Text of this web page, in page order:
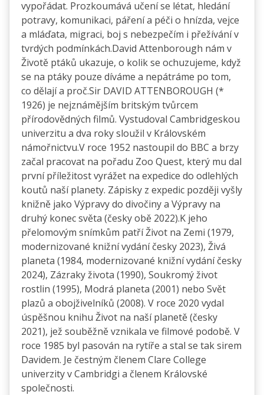
vypořádat. Prozkoumává učení se létat, hledání
potravy, komunikaci, páření a péči o hnízda, vejce
a mláďata, migraci, boj s nebezpečím i přežívání v
tvrdých podmínkách.David Attenborough nám v
Životě ptáků ukazuje, o kolik se ochuzujeme, když
se na ptáky pouze díváme a nepátráme po tom,
co dělají a proč.Sir DAVID ATTENBOROUGH (*
1926) je nejznámějším britským tvůrcem
přírodovědných filmů. Vystudoval Cambridgeskou
univerzitu a dva roky sloužil v Královském
námořnictvu.V roce 1952 nastoupil do BBC a brzy
začal pracovat na pořadu Zoo Quest, který mu dal
první příležitost vyrážet na expedice do odlehlých
koutů naší planety. Zápisky z expedic později vyšly
knižně jako Výpravy do divočiny a Výpravy na
druhý konec světa (česky obě 2022).K jeho
přelomovým snímkům patří Život na Zemi (1979,
modernizované knižní vydání česky 2023), Živá
planeta (1984, modernizované knižní vydání česky
2024), Zázraky života (1990), Soukromý život
rostlin (1995), Modrá planeta (2001) nebo Svět
plazů a obojživelníků (2008). V roce 2020 vydal
úspěšnou knihu Život na naší planetě (česky
2021), jež souběžně vznikala ve filmové podobě. V
roce 1985 byl pasován na rytíře a stal se tak sirem
Davidem. Je čestným členem Clare College
univerzity v Cambridgi a členem Královské
společnosti.